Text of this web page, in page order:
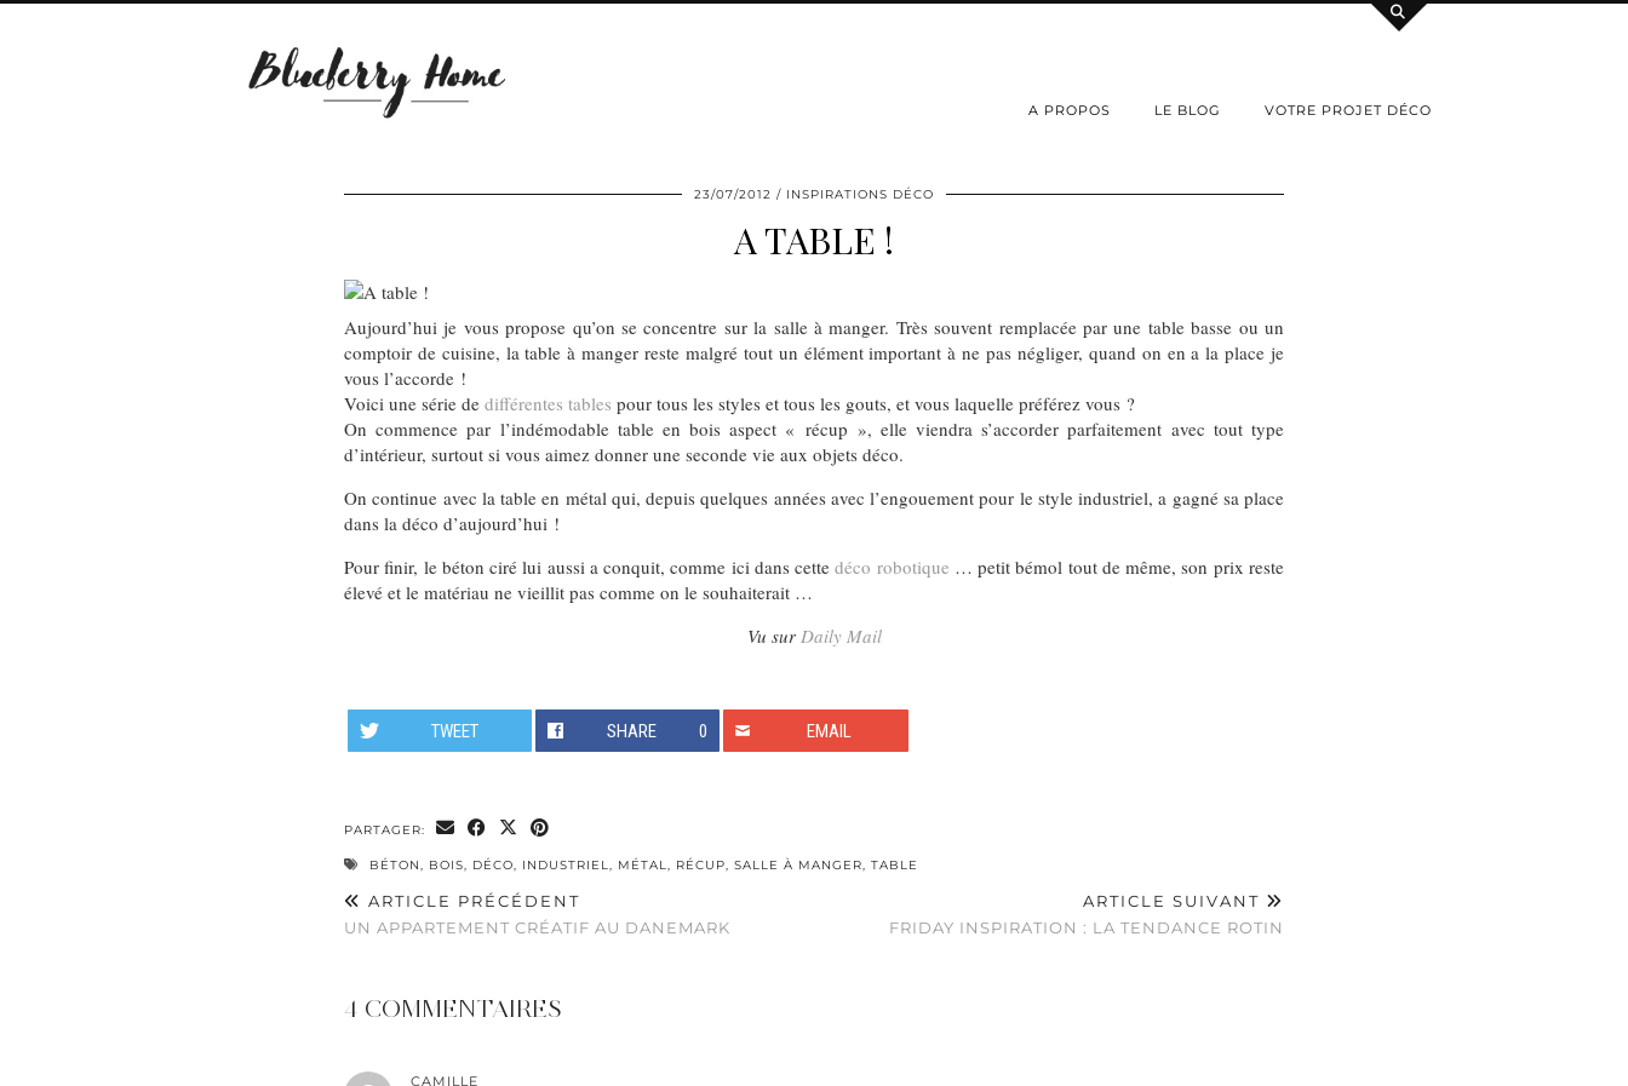
A PROPOS LE BLOG VOTRE PROJET DÉCO
23/07/2012 INSPIRATIONS DÉCO
A TABLE !
Aujourd’hui je vous propose qu’on se concentre sur la salle à manger. Très souvent remplacée par une table basse ou un
comptoir de cuisine, la table à manger reste malgré tout un élément important à ne pas négliger, quand on en a la place je
vous l’accorde !
Voici une série de différentes tables pour tous les styles et tous les gouts, et vous laquelle préférez vous ?
On commence par l’indémodable table en bois aspect « récup », elle viendra s’accorder parfaitement avec tout type
d’intérieur, surtout si vous aimez donner une seconde vie aux objets déco.
On continue avec la table en métal qui, depuis quelques années avec l’engouement pour le style industriel, a gagné sa place
dans la déco d’aujourd’hui !
Pour finir, le béton ciré lui aussi a conquit, comme ici dans cettedéco robotique … petit bémol tout de même, son prix reste
élevé et le matériau ne vieillit pas comme on le souhaiterait …
Vu sur Daily Mail
TWEET SHARE 0 EMAIL
PARTAGER:
BÉTON BOIS DÉCO INDUSTRIEL MÉTAL RÉCUP SALLE À MANGER TABLE
ARTICLE PRÉCÉDENT
UN APPARTEMENT CRÉATIF AU DANEMARK
ARTICLE SUIVANT
FRIDAY INSPIRATION : LA TENDANCE ROTIN
4 COMMENTAIRES
CAMILLE